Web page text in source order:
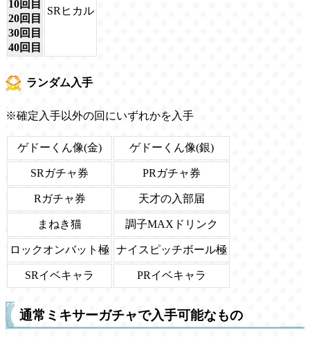
10回目
20回目
30回目
40回目
SRヒカル
ランダム入手
※確定入手以外の回にいずれかを入手
ゲドーくん像(金) ゲドーくん像(銀)
SRガチャ券 PRガチャ券
Rガチャ券 天才の入部届
まねき猫 調子MAXドリンク
ロックオンバット極 ナイスピッチボール極
SRイベキャラ PRイベキャラ
通常ミキサーガチャで入手可能なもの